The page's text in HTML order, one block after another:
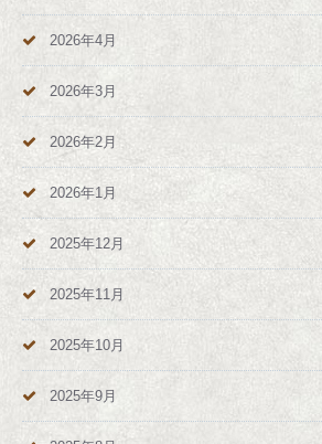
2026年4月
2026年3月
2026年2月
2026年1月
2025年12月
2025年11月
2025年10月
2025年9月